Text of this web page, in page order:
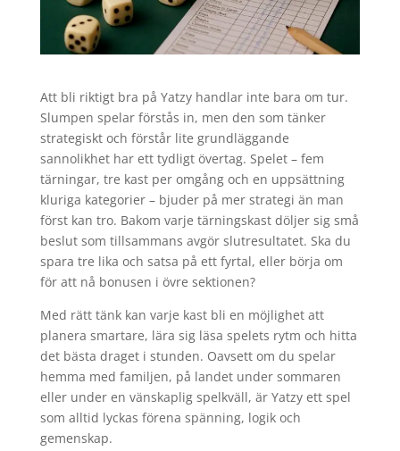
Att bli riktigt bra på Yatzy handlar inte bara om tur.
Slumpen spelar förstås in, men den som tänker
strategiskt och förstår lite grundläggande
sannolikhet har ett tydligt övertag. Spelet – fem
tärningar, tre kast per omgång och en uppsättning
kluriga kategorier – bjuder på mer strategi än man
först kan tro. Bakom varje tärningskast döljer sig små
beslut som tillsammans avgör slutresultatet. Ska du
spara tre lika och satsa på ett fyrtal, eller börja om
för att nå bonusen i övre sektionen?
Med rätt tänk kan varje kast bli en möjlighet att
planera smartare, lära sig läsa spelets rytm och hitta
det bästa draget i stunden. Oavsett om du spelar
hemma med familjen, på landet under sommaren
eller under en vänskaplig spelkväll, är Yatzy ett spel
som alltid lyckas förena spänning, logik och
gemenskap.